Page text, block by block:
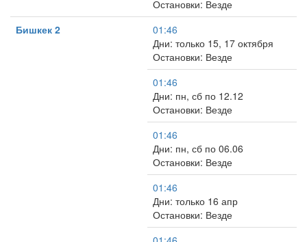
Остановки: Везде
Бишкек 2
01:46
Дни: только 15, 17 октября
Остановки: Везде
01:46
Дни: пн, сб по 12.12
Остановки: Везде
01:46
Дни: пн, сб по 06.06
Остановки: Везде
01:46
Дни: только 16 апр
Остановки: Везде